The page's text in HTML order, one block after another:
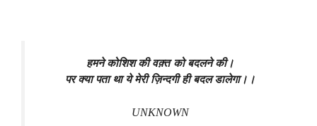
हमने कोशिश की वक़्त को बदलने की।
पर क्या पता था ये मेरी ज़िन्दगी ही बदल डालेगा।।
UNKNOWN